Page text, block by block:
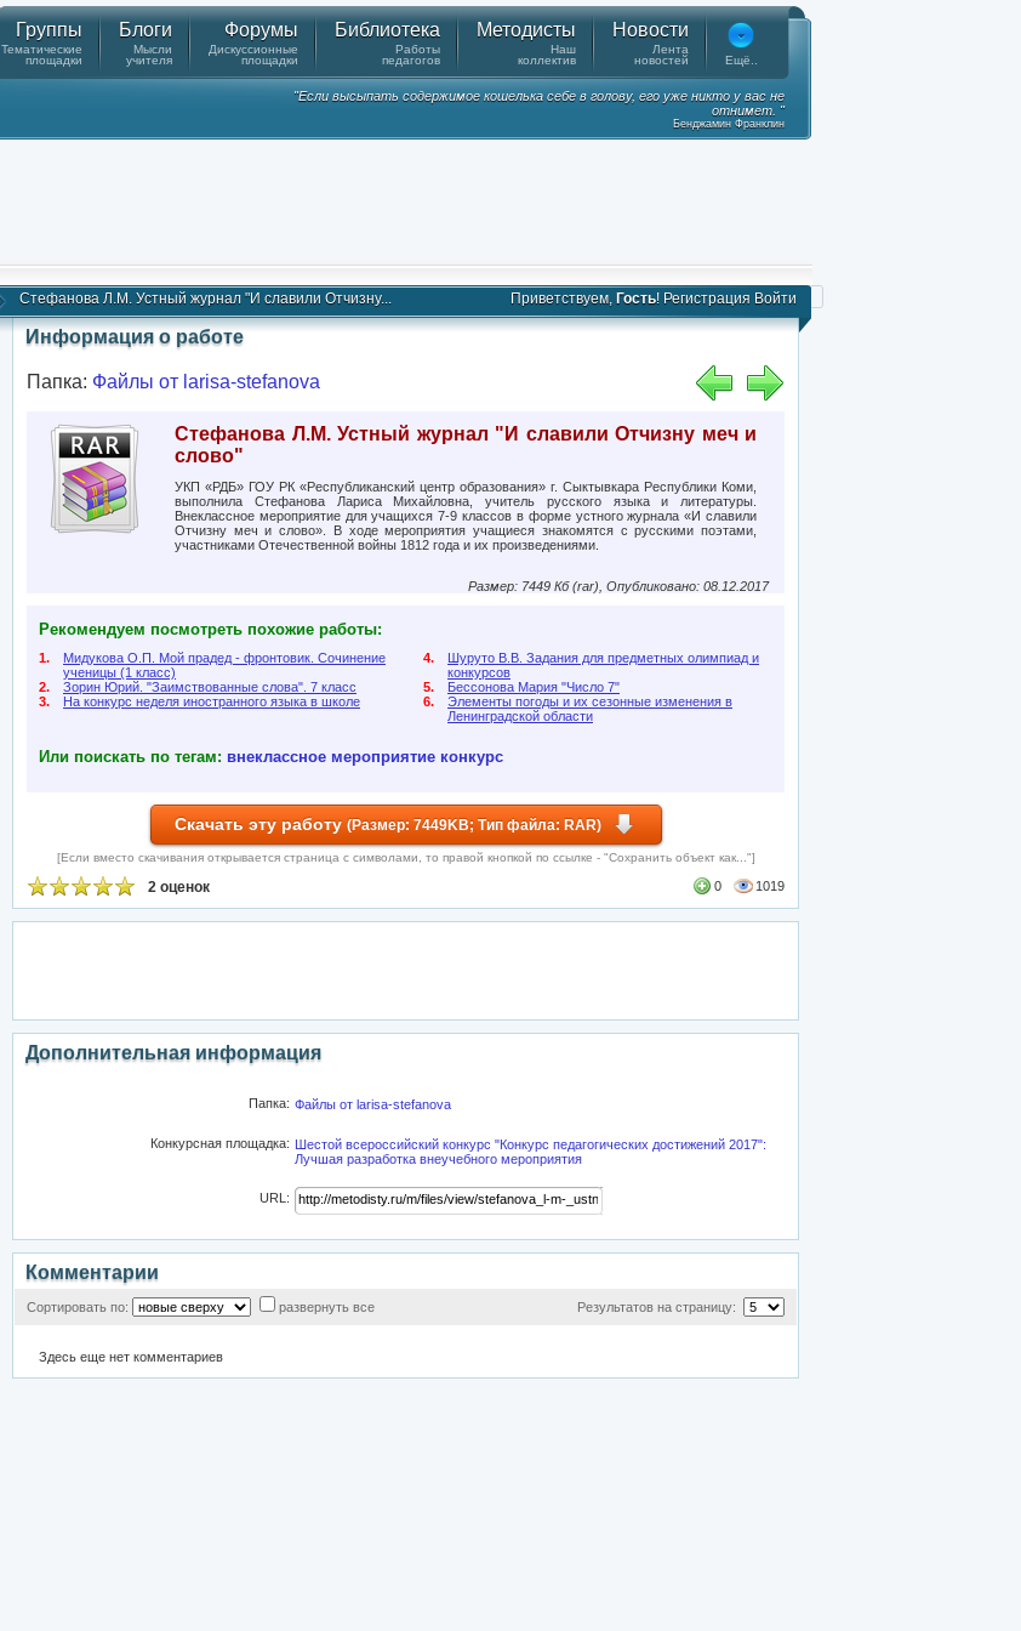
Группы
Тематические
площадки
Блоги
Мысли
учителя
Форумы
Дискуссионные
площадки
Библиотека
Работы
педагогов
Методисты
Наш
коллектив
Новости
Лента
новостей
Ещё..
"Если высыпать содержимое кошелька себе в голову, его уже никто у вас не
отнимет. "
Бенджамин Франклин
Стефанова Л.М. Устный журнал "И славили Отчизну... Приветствуем, Гость! Регистрация Войти
Информация о работе
Папка: Файлы от larisa-stefanova
Стефанова Л.М. Устный журнал "И славили Отчизну меч и
слово"
УКП «РДБ» ГОУ РК «Республиканский центр образования» г. Сыктывкара Республики Коми,
выполнила Стефанова Лариса Михайловна, учитель русского языка и литературы.
Внеклассное мероприятие для учащихся 7-9 классов в форме устного журнала «И славили
Отчизну меч и слово». В ходе мероприятия учащиеся знакомятся с русскими поэтами,
участниками Отечественной войны 1812 года и их произведениями.
Размер: 7449 Кб (rar), Опубликовано: 08.12.2017
Рекомендуем посмотреть похожие работы:
1.
Мидукова О.П. Мой прадед - фронтовик. Сочинение
ученицы (1 класс)
2.
Зорин Юрий. "Заимствованные слова". 7 класс
3.
На конкурс неделя иностранного языка в школе
4.
Шуруто В.В. Задания для предметных олимпиад и
конкурсов
5.
Бессонова Мария "Число 7"
6.
Элементы погоды и их сезонные изменения в
Ленинградской области
Или поискать по тегам: внеклассное мероприятие конкурс
Скачать эту работу (Размер: 7449KB; Тип файла: RAR)
[Если вместо скачивания открывается страница с символами, то правой кнопкой по ссылке - "Сохранить объект как..."]
2 оценок 0 1019
Дополнительная информация
Папка: Файлы от larisa-stefanova
Конкурсная площадка: Шестой всероссийский конкурс "Конкурс педагогических достижений 2017":
Лучшая разработка внеучебного мероприятия
URL:
Комментарии
Сортировать по: развернуть все Результатов на страницу:
Здесь еще нет комментариев